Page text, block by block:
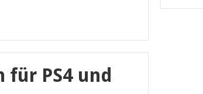
PS4 und